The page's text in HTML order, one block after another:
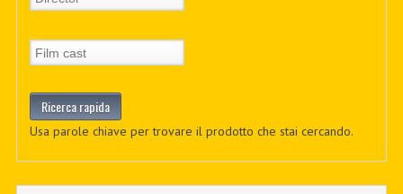
Usa parole chiave per trovare il prodotto che stai cercando.